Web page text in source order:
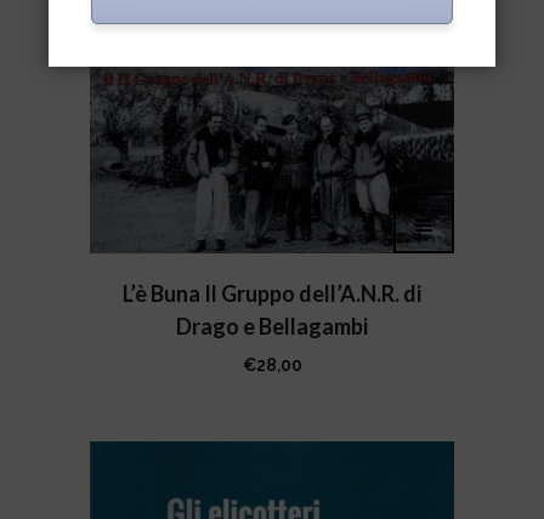
L’è Buna Il Gruppo dell’A.N.R. di
Drago e Bellagambi
€28,00